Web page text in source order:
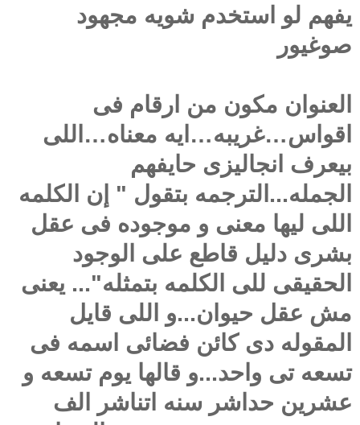
يفهم لو استخدم شويه مجهود
صوغيور
العنوان مكون من ارقام فى
اقواس…غريبه…ايه معناه…اللى
بيعرف انجاليزى حايفهم
الجمله...الترجمه بتقول " إن الكلمه
اللى ليها معنى و موجوده فى عقل
بشرى دليل قاطع على الوجود
الحقيقى للى الكلمه بتمثله"... يعنى
مش عقل حيوان...و اللى قايل
المقوله دى كائن فضائى اسمه فى
تسعه تى واحد...و قالها يوم تسعه و
عشرين حداشر سنه اتناشر الف